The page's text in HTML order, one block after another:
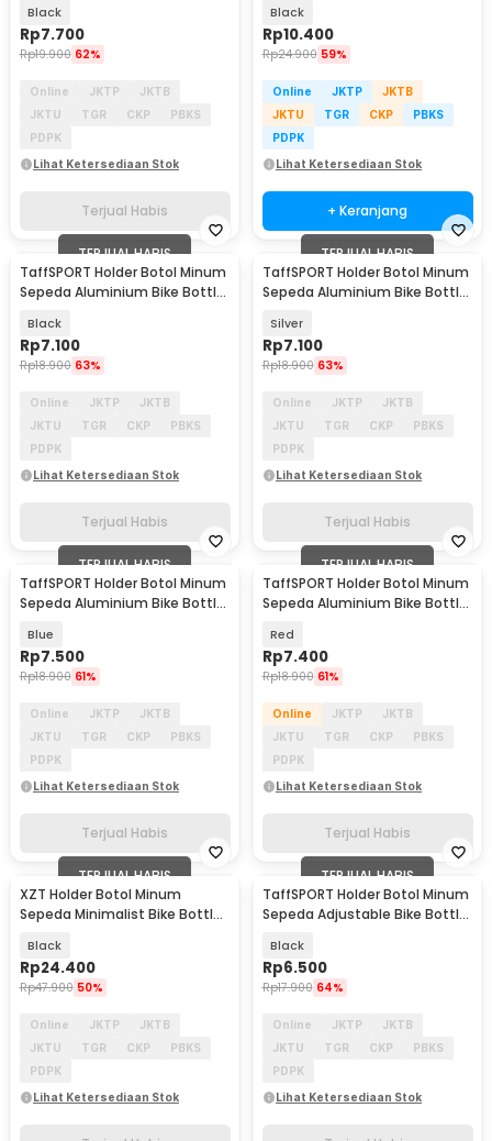
Black
Rp7.700
Rp19.900 62%
Online JKTP
JKTB
JKTU
TGR CKP
PBKS
PDPK
Lihat Ketersediaan Stok
Terjual Habis
Black
Rp10.400
Rp24.900 59%
Online JKTP
JKTB
JKTU
TGR CKP
PBKS
PDPK
Lihat Ketersediaan Stok
+ Keranjang
TERJUAL HABIS
TaffSPORT Holder Botol Minum
Sepeda Aluminium Bike Bottle
Black
Rp7.100
Rp18.900 63%
Online JKTP
JKTB
JKTU
TGR CKP
PBKS
PDPK
Lihat Ketersediaan Stok
Terjual Habis
TERJUAL HABIS
TaffSPORT Holder Botol Minum
Sepeda Aluminium Bike Bottle
Silver
Rp7.100
Rp18.900 63%
Online JKTP
JKTB
JKTU
TGR CKP
PBKS
PDPK
Lihat Ketersediaan Stok
Terjual Habis
TERJUAL HABIS
TaffSPORT Holder Botol Minum
Sepeda Aluminium Bike Bottle
Blue
Rp7.500
Rp18.900 61%
Online JKTP
JKTB
JKTU
TGR CKP
PBKS
PDPK
Lihat Ketersediaan Stok
Terjual Habis
TERJUAL HABIS
TaffSPORT Holder Botol Minum
Sepeda Aluminium Bike Bottle
Red
Rp7.400
Rp18.900 61%
Online JKTP
JKTB
JKTU
TGR CKP
PBKS
PDPK
Lihat Ketersediaan Stok
Terjual Habis
TERJUAL HABIS
XZT Holder Botol Minum
Sepeda Minimalist Bike Bottle
Black
Rp24.400
Rp47.900 50%
Online JKTP
JKTB
JKTU
TGR CKP
PBKS
PDPK
Lihat Ketersediaan Stok
TERJUAL HABIS
TaffSPORT Holder Botol Minum
Sepeda Adjustable Bike Bottle
Black
Rp6.500
Rp17.900 64%
Online JKTP
JKTB
JKTU
TGR CKP
PBKS
PDPK
Lihat Ketersediaan Stok